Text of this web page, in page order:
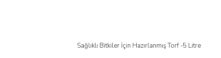
Sağlıklı Bitkiler İçin Hazırlanmış Torf -5 Litre